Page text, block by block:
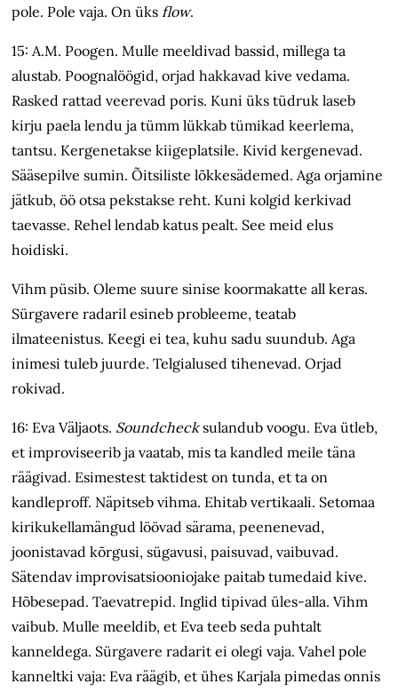
pole. Pole vaja. On üks flow.
15: A.M. Poogen. Mulle meeldivad bassid, millega ta
alustab. Poognalöögid, orjad hakkavad kive vedama.
Rasked rattad veerevad poris. Kuni üks tüdruk laseb
kirju paela lendu ja tümm lükkab tümikad keerlema,
tantsu. Kergenetakse kiige­platsile. Kivid kergenevad.
Sääsepilve sumin. Õitsiliste lõkkesädemed. Aga orjamine
jätkub, öö otsa pekstakse reht. Kuni kolgid kerkivad
taevasse. Rehel lendab katus pealt. See meid elus
hoidiski.
Vihm püsib. Oleme suure sinise koormakatte all keras.
Sürgavere radaril esineb probleeme, teatab
ilmateenistus. Keegi ei tea, kuhu sadu suundub. Aga
inimesi tuleb juurde. Telgialused tihenevad. Orjad
rokivad.
16: Eva Väljaots. Soundchecksulandub voogu. Eva ütleb,
et improviseerib ja vaatab, mis ta kandled meile täna
räägivad. Esimestest taktidest on tunda, et ta on
kandleproff. Näpitseb vihma. Ehitab vertikaali. Setomaa
kirikukellamängud löövad särama, peenenevad,
joonistavad kõrgusi, sügavusi, paisuvad, vaibuvad.
Sätendav improvisatsiooniojake paitab tumedaid kive.
Hõbesepad. Taevatrepid. Inglid tipivad üles-alla. Vihm
vaibub. Mulle meeldib, et Eva teeb seda puhtalt
kanneldega. Sürgavere radarit ei olegi vaja. Vahel pole
kanneltki vaja: Eva räägib, et ühes Karjala pimedas onnis